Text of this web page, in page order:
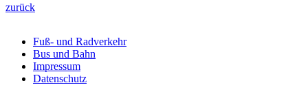
zurück
Fuß- und Radverkehr
Bus und Bahn
Impressum
Datenschutz